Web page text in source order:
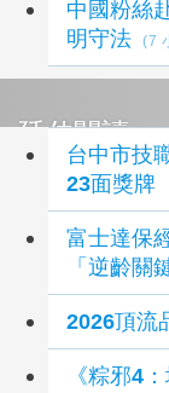
中國粉絲
明守法
(7
延伸閱讀
台中市技職教育
23面獎牌
富士達保
「逆齡關
2026頂流
《粽邪4